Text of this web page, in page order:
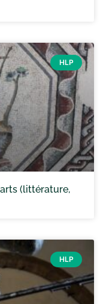
HLP
arts (littérature,
HLP